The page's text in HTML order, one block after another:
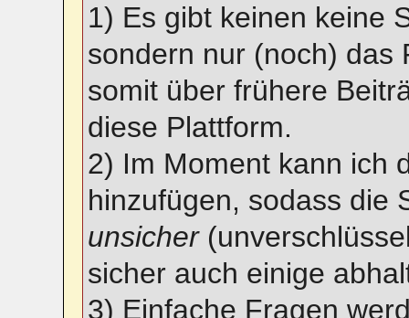
1) Es gibt keinen keine
sondern nur (noch) das
somit über frühere
diese Plattform.
2) Im Moment kann ich
hinzufügen, sodass die
unsicher
sicher auch einige
3) Einfache Fragen